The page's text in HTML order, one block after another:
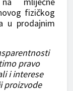
fizičkog
u prodajnim
pravo
i interese
proizvode